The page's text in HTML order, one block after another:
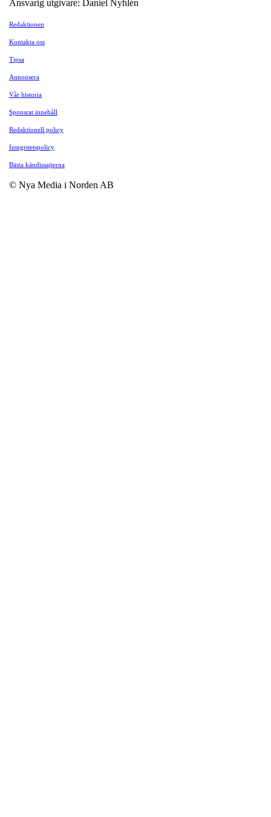
Ansvarig utgivare: Daniel Nyhlén
Redaktionen
Kontakta oss
Tipsa
Annonsera
Vår historia
Sponsrat innehåll
Redaktionell policy
Integritetspolicy
Bästa kändissajterna
© Nya Media i Norden AB